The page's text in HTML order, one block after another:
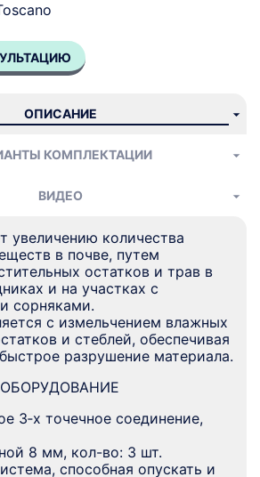
ОПИСАНИЕ
КОМПЛЕКТАЦИИ
ВИДЕО
увеличению количества
в почве, путем
остатков и трав в
и на участках с
сорняками.
с измельчением влажных
и стеблей, обеспечивая
разрушение материала.
3‑х точечное соединение,
8 мм, кол-во: 3 шт.
способная опускать и